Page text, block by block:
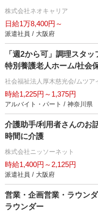
株式会社ネオキャリア
日給1万8,400円～
派遣社員 / 大阪府
「週2から可」調理スタ
特別養護老人ホーム/社会
社会福祉法人厚木慈光会/ムツア
時給1,225円～1,375円
アルバイト・パート / 神奈川県
介護助手/利用者さんのお
時間に介護
株式会社ニッソーネット
時給1,400円～2,125円
派遣社員 / 大阪府
営業・企画営業・ラウン
ラウンダー